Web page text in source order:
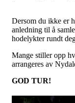
Dersom du ikke er
anledning til å
hodelykter rundt
Mange stiller opp
arrangeres av
GOD TUR!